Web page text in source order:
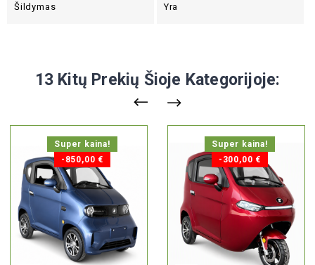
Šildymas Yra
13 Kitų Prekių Šioje Kategorijoje:
Super kaina!
-850,00 €
Super kaina!
-300,00 €